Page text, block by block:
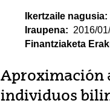
Ikertzaile nagusia:
Iraupena: 2016/
Finantziaketa
Aproximación
individuos